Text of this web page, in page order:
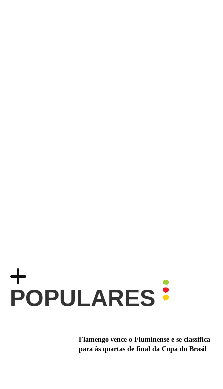
POPULARES
Flamengo vence o Fluminense e se classifica
para às quartas de final da Copa do Brasil